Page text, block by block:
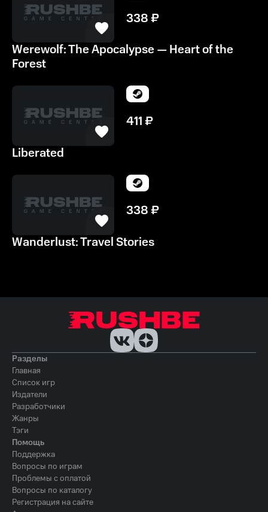
338₽
Werewolf: The Apocalypse — Heart of the
Forest
411₽
Liberated
338₽
Wanderlust: Travel Stories
Разделы
Главная
Список игр
Издатели
Разработчики
Жанры
Тэги
Помощь
Поддержка
Вопросы по играм
Проблемы с оплатой
Вопросы по каталогу
Регистрация на сайте